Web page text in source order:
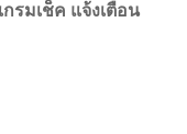
กรมเช็ค แจ้งเตือน